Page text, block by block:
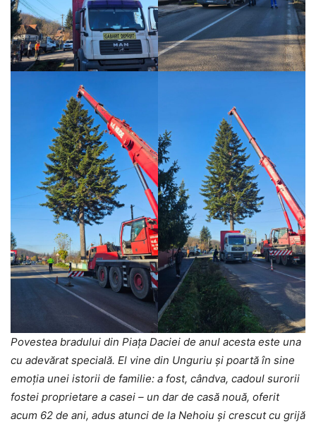
Povestea bradului din Piața Daciei de anul acesta este una
cu adevărat specială. El vine din Unguriu și poartă în sine
emoția unei istorii de familie: a fost, cândva, cadoul surorii
fostei proprietare a casei – un dar de casă nouă, oferit
acum 62 de ani, adus atunci de la Nehoiu și crescut cu grijă